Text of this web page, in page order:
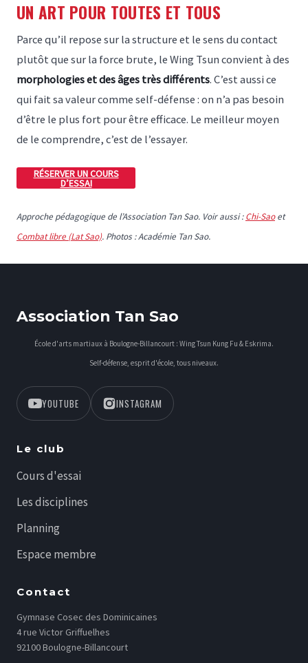
UN ART POUR TOUTES ET TOUS
Parce qu’il repose sur la structure et le sens du contact
plutôt que sur la force brute, le Wing Tsun convient à des
morphologies et des âges très différents. C’est aussi ce
qui fait sa valeur comme self-défense : on n’a pas besoin
d’être le plus fort pour être efficace. Le meilleur moyen
de le comprendre, c’est de l’essayer.
RÉSERVER UN COURS
D’ESSAI
Approche pédagogique de l’Association Tan Sao. Voir aussi :Chi-Saoet
Combat libre (Lat Sao). Photos : Académie Tan Sao.
Association Tan Sao
École d'arts martiaux à Boulogne-Billancourt : Wing Tsun Kung Fu & Eskrima.
Self-défense, esprit d'école, tous niveaux.
YOUTUBE INSTAGRAM
Le club
Cours d'essai
Les disciplines
Planning
Espace membre
Contact
Gymnase Cosec des Dominicaines
4 rue Victor Griffuelhes
92100 Boulogne-Billancourt